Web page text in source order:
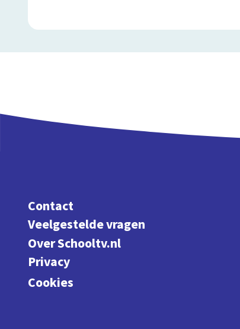
Contact
Veelgestelde vragen
Over Schooltv.nl
Privacy
Cookies